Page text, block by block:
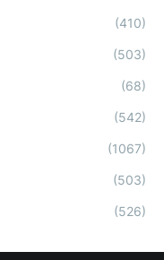
(410)
(503)
(68)
(542)
(1067)
(503)
(526)